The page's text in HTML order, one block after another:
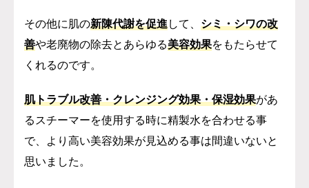
その他に肌の新陳代謝を促進して、 シミ・シワの改
善や老廃物の除去とあらゆる美容効果をもたらせて
くれるのです。
肌トラブル改善・クレンジング効果・保湿効果があ
るスチーマーを使用する時に精製水を合わせる事
で、より高い美容効果が見込める事は間違いないと
思いました。